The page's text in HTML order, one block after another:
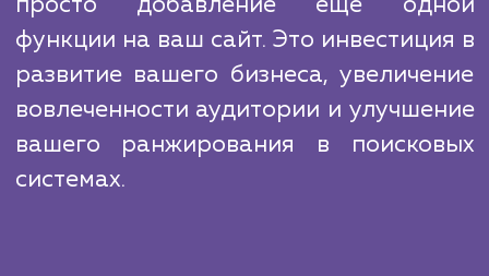
информации. Многие наши
предлагают подобные услуги, но у нас
несколько преимуществ, которые делают
идеальным выбором для этого вида
Наш опыт, профессионализм и
подход к каждому клиенту